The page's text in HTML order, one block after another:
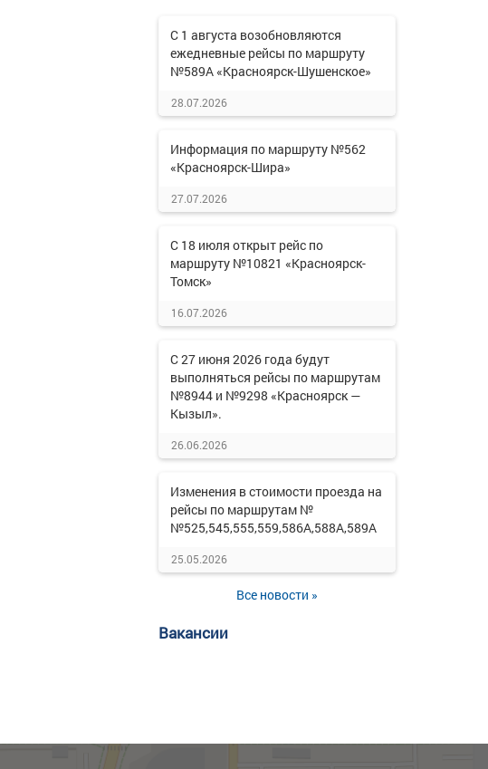
С 1 августа возобновляются
ежедневные рейсы по маршруту
№589А «Красноярск-Шушенское»
28.07.2026
Информация по маршруту №562
«Красноярск-Шира»
27.07.2026
С 18 июля открыт рейс по
маршруту №10821 «Красноярск-
Томск»
16.07.2026
С 27 июня 2026 года будут
выполняться рейсы по маршрутам
№8944 и №9298 «Красноярск —
Кызыл».
26.06.2026
Изменения в стоимости проезда на
рейсы по маршрутам №
№525,545,555,559,586А,588А,589А
25.05.2026
Все новости »
Вакансии